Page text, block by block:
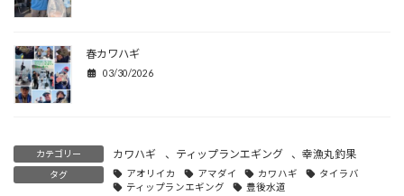
春カワハギ
03/30/2026
カテゴリー カワハギ 、 ティップランエギング 、幸漁丸釣果
タグ アオリイカ アマダイ カワハギ
タイラバ
ティップランエギング
豊後水道